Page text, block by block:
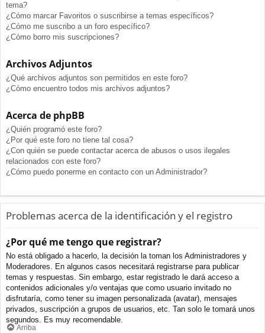
tema?
¿Cómo marcar Favoritos o suscribirse a temas específicos?
¿Cómo me suscribo a un foro específico?
¿Cómo borro mis suscripciones?
Archivos Adjuntos
¿Qué archivos adjuntos son permitidos en este foro?
¿Cómo encuentro todos mis archivos adjuntos?
Acerca de phpBB
¿Quién programó este foro?
¿Por qué este foro no tiene tal cosa?
¿Con quién se puede contactar acerca de abusos o usos ilegales
relacionados con este foro?
¿Cómo puedo ponerme en contacto con un Administrador?
Problemas acerca de la identificación y el registro
¿Por qué me tengo que registrar?
No está obligado a hacerlo, la decisión la toman los Administradores y
Moderadores. En algunos casos necesitará registrarse para publicar
temas y respuestas. Sin embargo, estar registrado le dará acceso a
contenidos adicionales y/o ventajas que como usuario invitado no
disfrutaría, como tener su imagen personalizada (avatar), mensajes
privados, suscripción a grupos de usuarios, etc. Tan solo le tomará unos
segundos. Es muy recomendable.
Arriba